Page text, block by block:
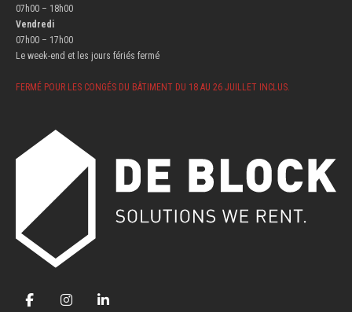
07h00 – 18h00
Vendredi
07h00 – 17h00
Le week-end et les jours fériés fermé
FERMÉ POUR LES CONGÉS DU BÂTIMENT DU 18 AU 26 JUILLET INCLUS.